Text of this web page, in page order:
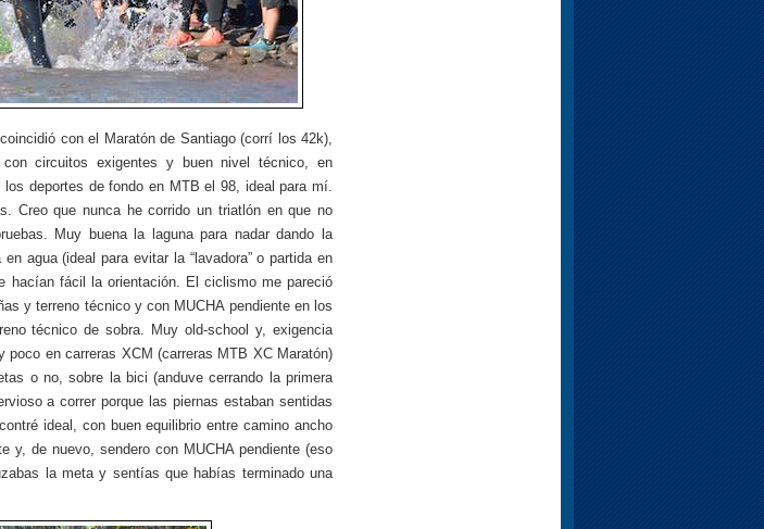
con el Maratón de Santiago (corrí los 42k),
circuitos exigentes y buen nivel técnico, en
deportes de fondo en MTB el 98, ideal para mí.
Creo que nunca he corrido un triatlón en que no
Muy buena la laguna para nadar dando la
agua (ideal para evitar la “lavadora” o partida en
hacían fácil la orientación. El ciclismo me pareció
y terreno técnico y con MUCHA pendiente en los
técnico de sobra. Muy old-school y, exigencia
en carreras XCM (carreras MTB XC Maratón)
o no, sobre la bici (anduve cerrando la primera
a correr porque las piernas estaban sentidas
ideal, con buen equilibrio entre camino ancho
y, de nuevo, sendero con MUCHA pendiente (eso
la meta y sentías que habías terminado una